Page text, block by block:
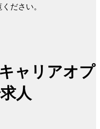
ださい。
ャリアオプ
人